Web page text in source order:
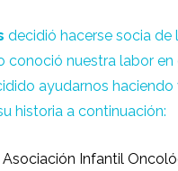
decidió hacerse socia de
conoció nuestra labor
ayudarnos
historia a continuación:
Infantil